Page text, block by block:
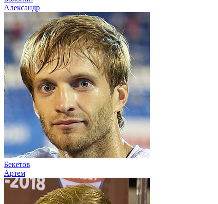
Александр
Бекетов
Артем